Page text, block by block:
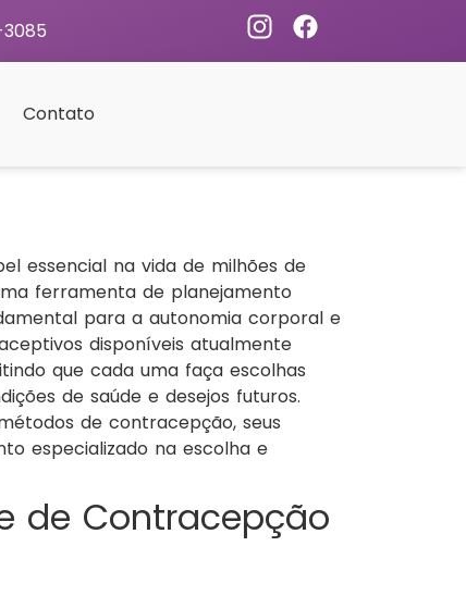
Contato
essencial na vida de milhões de
ferramenta de planejamento
para a autonomia corporal e
disponíveis atualmente
que cada uma faça escolhas
de saúde e desejos futuros.
de contracepção, seus
especializado na escolha e
de Contracepção